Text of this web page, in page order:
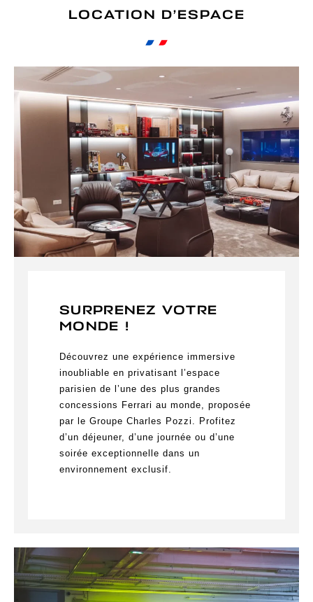
LOCATION D’ESPACE
SURPRENEZ VOTRE
MONDE !
Découvrez une expérience immersive
inoubliable en privatisant l’espace
parisien de l’une des plus grandes
concessions Ferrari au monde, proposée
par le Groupe Charles Pozzi. Profitez
d’un déjeuner, d’une journée ou d’une
soirée exceptionnelle dans un
environnement exclusif.